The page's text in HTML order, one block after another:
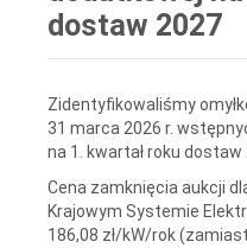
dostaw 2027
Zidentyfikowaliśmy
31 marca 2026 r.
na 1. kwartał roku dostaw
Cena zamknięcia aukcji
Krajowym Systemie
186,08 zł/kW/rok